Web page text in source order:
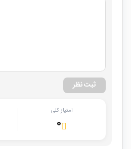
ثبت نظر
امتیاز کلی
۰